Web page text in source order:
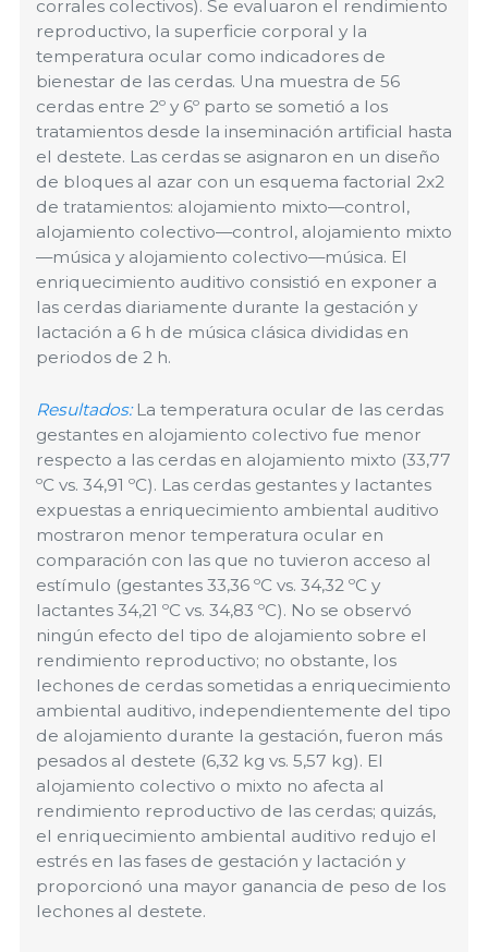
corrales colectivos). Se evaluaron el rendimiento
reproductivo, la superficie corporal y la
temperatura ocular como indicadores de
bienestar de las cerdas. Una muestra de 56
cerdas entre 2º y 6º parto se sometió a los
tratamientos desde la inseminación artificial hasta
el destete. Las cerdas se asignaron en un diseño
de bloques al azar con un esquema factorial 2x2
de tratamientos: alojamiento mixto—control,
alojamiento colectivo—control, alojamiento mixto
—música y alojamiento colectivo—música. El
enriquecimiento auditivo consistió en exponer a
las cerdas diariamente durante la gestación y
lactación a 6 h de música clásica divididas en
periodos de 2 h.
Resultados: La temperatura ocular de las cerdas
gestantes en alojamiento colectivo fue menor
respecto a las cerdas en alojamiento mixto (33,77
ºC vs. 34,91 ºC). Las cerdas gestantes y lactantes
expuestas a enriquecimiento ambiental auditivo
mostraron menor temperatura ocular en
comparación con las que no tuvieron acceso al
estímulo (gestantes 33,36 ºC vs. 34,32 ºC y
lactantes 34,21 ºC vs. 34,83 ºC). No se observó
ningún efecto del tipo de alojamiento sobre el
rendimiento reproductivo; no obstante, los
lechones de cerdas sometidas a enriquecimiento
ambiental auditivo, independientemente del tipo
de alojamiento durante la gestación, fueron más
pesados al destete (6,32 kg vs. 5,57 kg). El
alojamiento colectivo o mixto no afecta al
rendimiento reproductivo de las cerdas; quizás,
el enriquecimiento ambiental auditivo redujo el
estrés en las fases de gestación y lactación y
proporcionó una mayor ganancia de peso de los
lechones al destete.